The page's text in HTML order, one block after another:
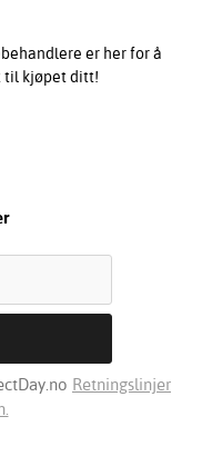
er her for å
til kjøpet ditt!
Retningslinjer